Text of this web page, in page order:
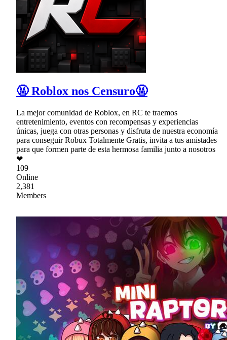
🤬 Roblox nos Censuro🤬
La mejor comunidad de Roblox, en RC te traemos
entretenimiento, eventos con recompensas y experiencias
únicas, juega con otras personas y disfruta de nuestra economía
para conseguir Robux Totalmente Gratis, invita a tus amistades
para que formen parte de esta hermosa familia junto a nosotros
❤
109
Online
2,381
Members